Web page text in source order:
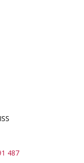
487